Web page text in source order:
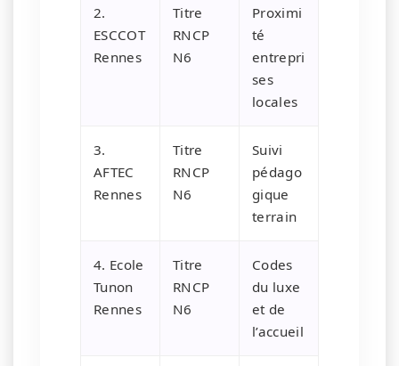
2.
ESCCOT
Rennes
Titre
RNCP
N6
Proximi
té
entrepri
ses
locales
3.
AFTEC
Rennes
Titre
RNCP
N6
Suivi
pédago
gique
terrain
4. Ecole
Tunon
Rennes
Titre
RNCP
N6
Codes
du luxe
et de
l’accueil